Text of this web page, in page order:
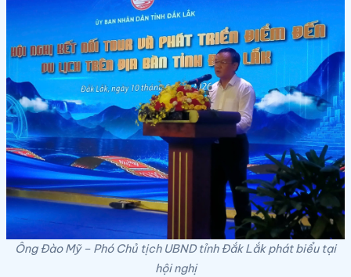
Ông Đào Mỹ – Phó Chủ tịch UBND tỉnh Đắk Lắk phát biểu tại
hội nghị